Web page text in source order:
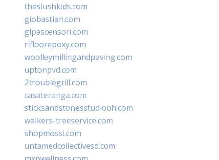
theslushkids.com
giobastian.com
glpascensori.com
rifloorepoxy.com
woolleymillingandpaving.com
uptonpvd.com
2troublegrill.com
casateranga.com
sticksandstonesstudiooh.com
walkers-treeservice.com
shopmossi.com
untamedcollectivesd.com